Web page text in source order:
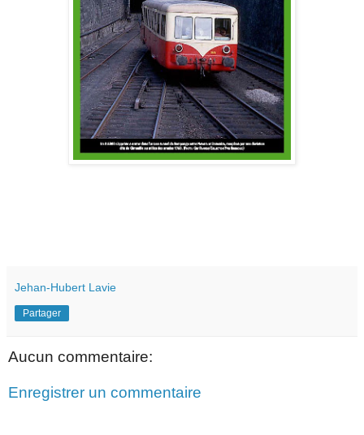
Jehan-Hubert Lavie
Partager
Aucun commentaire:
Enregistrer un commentaire